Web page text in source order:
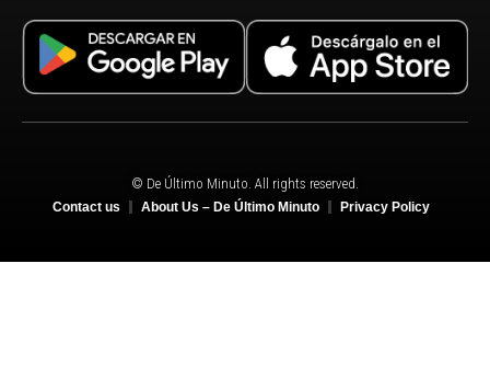
© De Último Minuto. All rights reserved.
Contact us About Us – De Último Minuto Privacy Policy